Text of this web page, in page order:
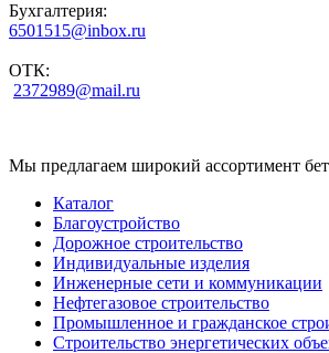
Бухгалтерия:
6501515@inbox.ru
ОТК:
2372989@mail.ru
Мы предлагаем широкий ассортимент
Каталог
Благоустройство
Дорожное строительство
Индивидуальные изделия
Инженерные сети и коммуникации
Нефтегазовое строительство
Промышленное и гражданское
Строительство энергетических